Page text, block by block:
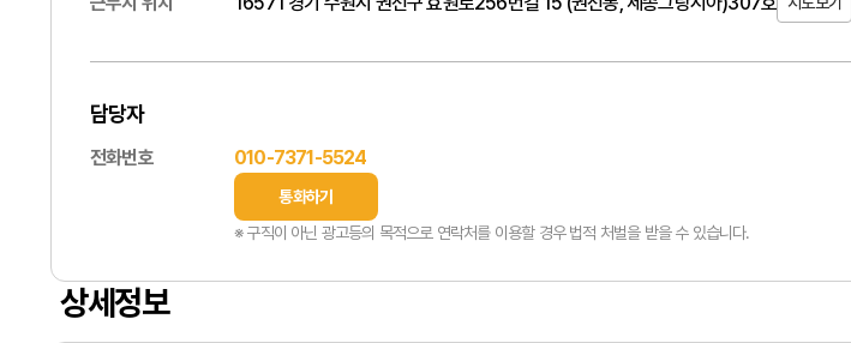
담당자
전화번호 010-7371-5524
통화하기
※ 구직이 아닌 광고등의 목적으로 연락처를 이용할 경우 법적 처벌을 받을 수 있습니다.
상세정보